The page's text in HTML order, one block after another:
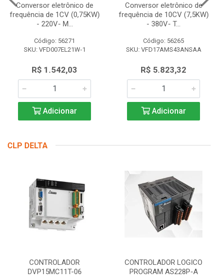
Conversor eletrônico de
frequência de 1CV (0,75KW)
- 220V- M...
Código: 56271
SKU: VFD007EL21W-1
R$ 1.542,03
Adicionar
Conversor eletrônico de
frequência de 10CV (7,5KW)
- 380V- T...
Código: 56265
SKU: VFD17AMS43ANSAA
R$ 5.823,32
Adicionar
CLP DELTA
CONTROLADOR
DVP15MC11T-06
CONTROLADOR LOGICO
PROGRAM AS228P-A